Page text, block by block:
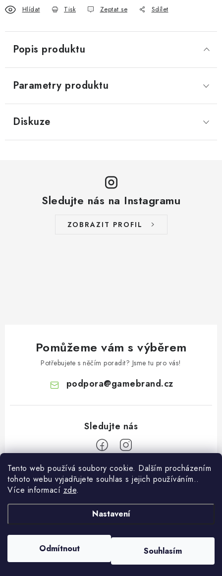
Tento web používá soubory cookie. Dalším procházením
tohoto webu vyjadřujete souhlas s jejich používáním..
Více informací zde.
Nastavení
Odmítnout Souhlasím
Tisk Zeptat se
Hlídat Sdílet
Popis produktu
Parametry produktu
Diskuze
Sledujte nás na Instagramu
ZOBRAZIT PROFIL
Pomůžeme vám s výběrem
Potřebujete s něčím poradit? Jsme tu pro vás!
podpora@gamebrand.cz
Pomoc a informace
Doprava a platba
O Gamebrandu
Blog
Vytvořil Shoptet
Copyright 2026Gamebrand.cz . Všechna práva vyhrazena.